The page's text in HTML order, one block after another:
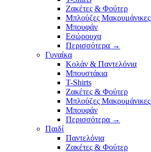
Ζακέτες & Φούτερ
Μπλούζες Μακρυμάνικες
Μπουφάν
Εσώρουχα
Περισσότερα →
Γυναίκα
Κολάν & Παντελόνια
Μπουστάκια
T-Shirts
Ζακέτες & Φούτερ
Μπλούζες Μακρυμάνικες
Μπουφάν
Περισσότερα →
Παιδί
Παντελόνια
Ζακέτες & Φούτερ